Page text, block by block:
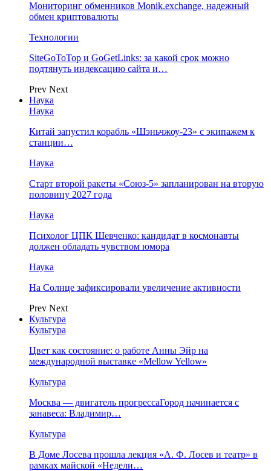
Мониторинг обменников Monik.exchange, надежный
обмен криптовалюты
Технологии
SiteGoToTop и GoGetLinks: за какой срок можно
подтянуть индексацию сайта и…
Prev Next
Наука
Наука
Китай запустил корабль «Шэньчжоу-23» с экипажем к
станции…
Наука
Старт второй ракеты «Союз-5» запланирован на вторую
половину 2027 года
Наука
Психолог ЦПК Шевченко: кандидат в космонавты
должен обладать чувством юмора
Наука
На Солнце зафиксировали увеличение активности
Prev Next
Культура
Культура
Цвет как состояние: о работе Анны Эйр на
международной выставке «Mellow Yellow»
Культура
Москва — двигатель прогрессаГород начинается с
занавеса: Владимир…
Культура
В Доме Лосева прошла лекция «А. Ф. Лосев и театр» в
рамках майской «Недели…